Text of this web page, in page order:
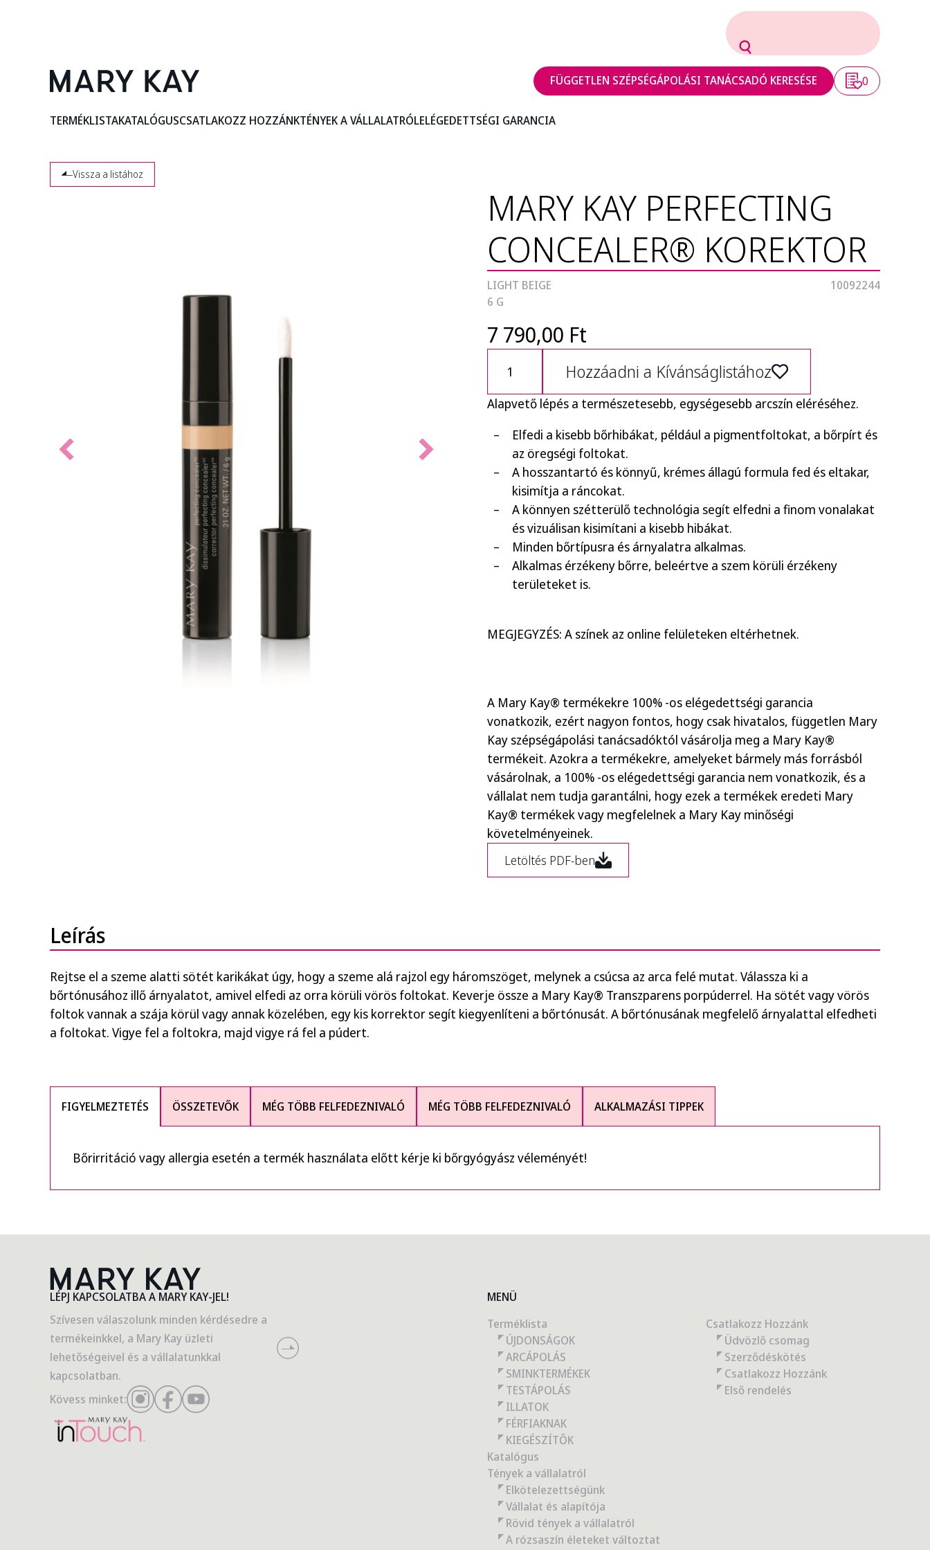
FÜGGETLEN SZÉPSÉGÁPOLÁSI TANÁCSADÓ KERESÉSE 0
TERMÉKLISTAKATALÓGUSCSATLAKOZZ HOZZÁNKTÉNYEK A VÁLLALATRÓLELÉGEDETTSÉGI GARANCIA
Vissza a listához
MARY KAY PERFECTING
CONCEALER® KOREKTOR
LIGHT BEIGE
6 G
10092244
7 790,00 Ft
Hozzáadni a Kívánságlistához
Alapvető lépés a természetesebb, egységesebb arcszín eléréséhez.
Elfedi a kisebb bőrhibákat, például a pigmentfoltokat, a bőrpírt és
az öregségi foltokat.
A hosszantartó és könnyű, krémes állagú formula fed és eltakar,
kisimítja a ráncokat.
A könnyen szétterülő technológia segít elfedni a finom vonalakat
és vizuálisan kisimítani a kisebb hibákat.
Minden bőrtípusra és árnyalatra alkalmas.
Alkalmas érzékeny bőrre, beleértve a szem körüli érzékeny
területeket is.
MEGJEGYZÉS: A színek az online felületeken eltérhetnek.
A Mary Kay® termékekre 100% -os elégedettségi garancia
vonatkozik, ezért nagyon fontos, hogy csak hivatalos, független Mary
Kay szépségápolási tanácsadóktól vásárolja meg a Mary Kay®
termékeit. Azokra a termékekre, amelyeket bármely más forrásból
vásárolnak, a 100% -os elégedettségi garancia nem vonatkozik, és a
vállalat nem tudja garantálni, hogy ezek a termékek eredeti Mary
Kay® termékek vagy megfelelnek a Mary Kay minőségi
követelményeinek.
Letöltés PDF-ben
Leírás
Rejtse el a szeme alatti sötét karikákat úgy, hogy a szeme alá rajzol egy háromszöget, melynek a csúcsa az arca felé mutat. Válassza ki a
bőrtónusához illő árnyalatot, amivel elfedi az orra körüli vörös foltokat. Keverje össze a Mary Kay® Transzparens porpúderrel. Ha sötét vagy vörös
foltok vannak a szája körül vagy annak közelében, egy kis korrektor segít kiegyenlíteni a bőrtónusát. A bőrtónusának megfelelő árnyalattal elfedheti
a foltokat. Vigye fel a foltokra, majd vigye rá fel a púdert.
FIGYELMEZTETÉS ÖSSZETEVŐK MÉG TÖBB FELFEDEZNIVALÓ MÉG TÖBB FELFEDEZNIVALÓ ALKALMAZÁSI TIPPEK
Bőrirritáció vagy allergia esetén a termék használata előtt kérje ki bőrgyógyász véleményét!
LÉPJ KAPCSOLATBA A MARY KAY-JEL!
Szívesen válaszolunk minden kérdésedre a
termékeinkkel, a Mary Kay üzleti
lehetőségeivel és a vállalatunkkal
kapcsolatban.
Kövess minket:
MENÜ
Terméklista
ÚJDONSÁGOK
ARCÁPOLÁS
SMINKTERMÉKEK
TESTÁPOLÁS
ILLATOK
FÉRFIAKNAK
KIEGÉSZÍTŐK
Katalógus
Tények a vállalatról
Elkötelezettségünk
Vállalat és alapítója
Rövid tények a vállalatról
A rózsaszín életeket változtat
Csatlakozz Hozzánk
Üdvözlő csomag
Szerződéskötés
Csatlakozz Hozzánk
Első rendelés